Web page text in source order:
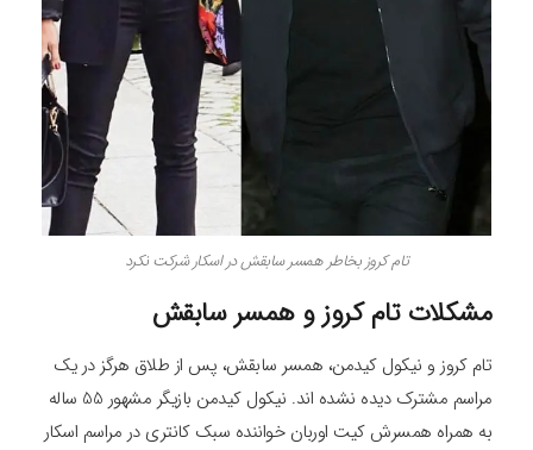
تام کروز بخاطر همسر سابقش در اسکار شرکت نکرد
مشکلات تام کروز و همسر سابقش
تام کروز و نیکول کیدمن، همسر سابقش، پس از طلاق هرگز در یک
مراسم مشترک دیده نشده اند. نیکول کیدمن بازیگر مشهور 55 ساله
به همراه همسرش کیت اوربان خواننده سبک کانتری در مراسم اسکار